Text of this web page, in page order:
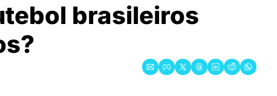
brasileiros